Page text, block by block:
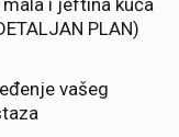
PLAN)
vašeg